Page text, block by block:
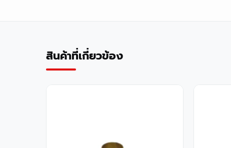
สินค้าที่เกี่ยวข้อง